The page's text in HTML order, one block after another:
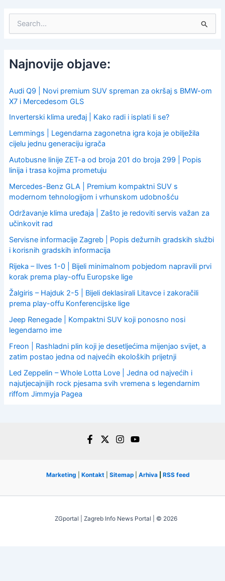
c
h
o
r
Najnovije objave:
Audi Q9 | Novi premium SUV spreman za okršaj s BMW-om
X7 i Mercedesom GLS
Inverterski klima uređaj | Kako radi i isplati li se?
Lemmings | Legendarna zagonetna igra koja je obilježila
cijelu jednu generaciju igrača
Autobusne linije ZET-a od broja 201 do broja 299 | Popis
linija i trasa kojima prometuju
Mercedes-Benz GLA | Premium kompaktni SUV s
modernom tehnologijom i vrhunskom udobnošću
Održavanje klima uređaja | Zašto je redoviti servis važan za
učinkovit rad
Servisne informacije Zagreb | Popis dežurnih gradskih službi
i korisnih gradskih informacija
Rijeka – Ilves 1-0 | Bijeli minimalnom pobjedom napravili prvi
korak prema play-offu Europske lige
Žalgiris – Hajduk 2-5 | Bijeli deklasirali Litavce i zakoračili
prema play-offu Konferencijske lige
Jeep Renegade | Kompaktni SUV koji ponosno nosi
legendarno ime
Freon | Rashladni plin koji je desetljećima mijenjao svijet, a
zatim postao jedna od najvećih ekoloških prijetnji
Led Zeppelin – Whole Lotta Love | Jedna od najvećih i
najutjecajnijih rock pjesama svih vremena s legendarnim
riffom Jimmyja Pagea
Marketing Kontakt Sitemap Arhiva RSS feed
ZGportal | Zagreb Info News Portal | © 2026